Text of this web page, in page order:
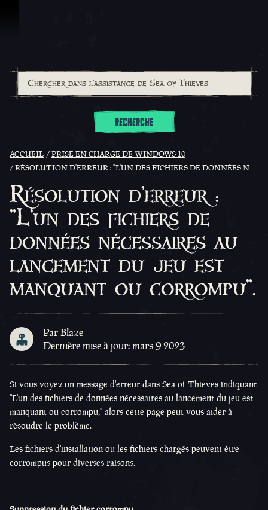
RECHERCHE
ACCUEIL
PRISE EN CHARGE DE WINDOWS 10
RÉSOLUTION D'ERREUR : "L'UN DES FICHIERS DE DONNÉES NÉCESSAIRES AU LANCEMENT DU JEU EST MANQUANT OU CORROMPU".
Résolution d'erreur :
"L'un des fichiers de
données nécessaires au
lancement du jeu est
manquant ou corrompu".
Par Blaze
Dernière mise à jour: mars 9 2023
Si vous voyez un message d'erreur dans Sea of Thieves indiquant
"L'un des fichiers de données nécessaires au lancement du jeu est
manquant ou corrompu," alors cette page peut vous aider à
résoudre le problème.
Les fichiers d'installation ou les fichiers chargés peuvent être
corrompus pour diverses raisons.